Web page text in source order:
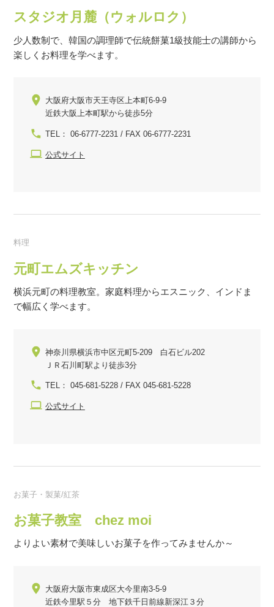
スタジオ月麓（ウォルロク）
少人数制で、韓国の調理師で伝統餅菓1級技能士の講師から
楽しくお料理を学べます。
大阪府大阪市天王寺区上本町6-9-9
近鉄大阪上本町駅から徒歩5分
TEL： 06-6777-2231 / FAX 06-6777-2231
公式サイト
料理
元町エムズキッチン
横浜元町の料理教室。家庭料理からエスニック、インドま
で幅広く学べます。
神奈川県横浜市中区元町5-209 白石ビル202
ＪＲ石川町駅より徒歩3分
TEL： 045-681-5228 / FAX 045-681-5228
公式サイト
お菓子・製菓/紅茶
お菓子教室 chez moi
よりよい素材で美味しいお菓子を作ってみませんか～
大阪府大阪市東成区大今里南3-5-9
近鉄今里駅５分 地下鉄千日前線新深江３分